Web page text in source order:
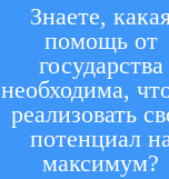
Знаете,
помощь от
государства
необходима,
реализовать
потенциал
максимум?